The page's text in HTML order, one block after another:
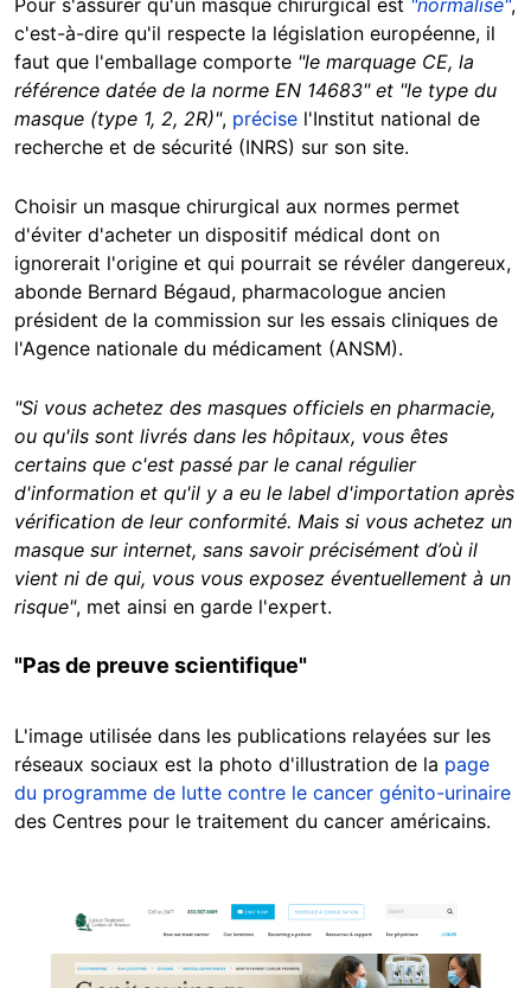
Pour s'assurer qu'un masque chirurgical est "normalisé",
c'est-à-dire qu'il respecte la législation européenne, il
faut que l'emballage comporte "le marquage CE, la
référence datée de la norme EN 14683" et "le type du
masque (type 1, 2, 2R)", précise l'Institut national de
recherche et de sécurité (INRS) sur son site.
Choisir un masque chirurgical aux normes permet
d'éviter d'acheter un dispositif médical dont on
ignorerait l'origine et qui pourrait se révéler dangereux,
abonde Bernard Bégaud, pharmacologue ancien
président de la commission sur les essais cliniques de
l'Agence nationale du médicament (ANSM).
"Si vous achetez des masques officiels en pharmacie,
ou qu'ils sont livrés dans les hôpitaux, vous êtes
certains que c'est passé par le canal régulier
d'information et qu'il y a eu le label d'importation après
vérification de leur conformité. Mais si vous achetez un
masque sur internet, sans savoir précisément d’où il
vient ni de qui, vous vous exposez éventuellement à un
risque", met ainsi en garde l'expert.
"Pas de preuve scientifique"
L'image utilisée dans les publications relayées sur les
réseaux sociaux est la photo d'illustration de la page
du programme de lutte contre le cancer génito-urinaire
des Centres pour le traitement du cancer américains.